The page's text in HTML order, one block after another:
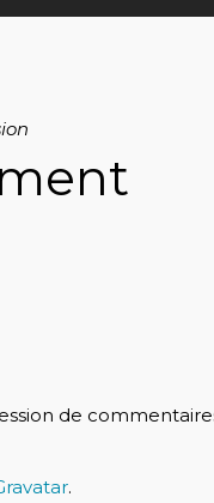
de
.